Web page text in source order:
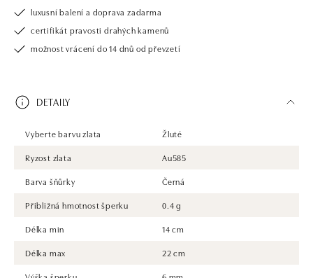
luxusní balení a doprava zadarma
certifikát pravosti drahých kamenů
možnost vrácení do 14 dnů od převzetí
DETAILY
Vyberte barvu zlata
Žluté
Ryzost zlata
Au585
Barva šňůrky
Černá
Přibližná hmotnost šperku
0.4 g
Délka min
14 cm
Délka max
22 cm